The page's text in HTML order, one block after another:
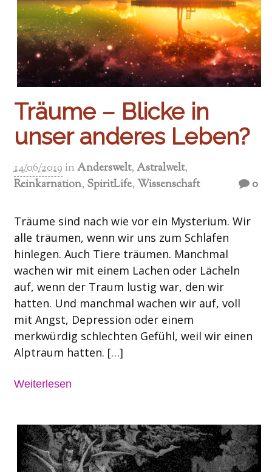
Träume – Blicke in
unser anderes Leben?
14/06/2019 inAnderswelt,Astralwelt,
Reinkarnation, SpiritLife, Wissenschaft 0
Träume sind nach wie vor ein Mysterium. Wir
alle träumen, wenn wir uns zum Schlafen
hinlegen. Auch Tiere träumen. Manchmal
wachen wir mit einem Lachen oder Lächeln
auf, wenn der Traum lustig war, den wir
hatten. Und manchmal wachen wir auf, voll
mit Angst, Depression oder einem
merkwürdig schlechten Gefühl, weil wir einen
Alptraum hatten. […]
Weiterlesen